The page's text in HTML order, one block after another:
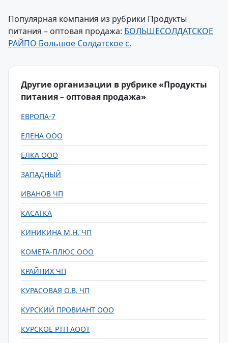
Популярная компания из рубрики Продукты
питания – оптовая продажа: БОЛЬШЕСОЛДАТСКОЕ
РАЙПО Большое Солдатское с.
Другие организации в рубрике «Продукты
питания – оптовая продажа»
ЕВРОПА-7
ЕЛЕНА ООО
ЕЛКА ООО
ЗАПАДНЫЙ
ИВАНОВ ЧП
КАСАТКА
КИНИКИНА М.Н. ЧП
КОМЕТА-ПЛЮС ООО
КРАЙНИХ ЧП
КУРАСОВАЯ О.В. ЧП
КУРСКИЙ ПРОВИАНТ ООО
КУРСКОЕ РТП АООТ